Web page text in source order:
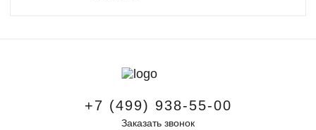
+7 (499) 938-55-00
Заказать звонок